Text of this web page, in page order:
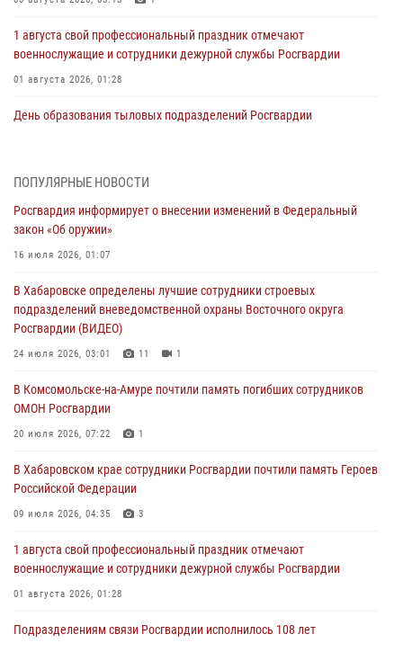
1 августа свой профессиональный праздник отмечают
военнослужащие и сотрудники дежурной службы Росгвардии
01 августа 2026, 01:28
День образования тыловых подразделений Росгвардии
В Управлении Росгвардии по Хабаровскому краю состоялось
избирательного права
31 июля 2026, 03:26
женщине, потерявшей сознание во время массового мероприятия
29 июля 2026, 23:24 2
В Хабаровске продолжается акция «Каникулы с Росгвардией»
За прошедшую неделю в Хабаровском крае росгвардейцы провели
свыше 120 проверок условий хранения оружия
ПОПУЛЯРНЫЕ НОВОСТИ
Росгвардия информирует о внесении изменений в Федеральный
закон «Об оружии»
16 июля 2026, 01:07
В Хабаровске определены лучшие сотрудники строевых
подразделений вневедомственной охраны Восточного округа
Росгвардии (ВИДЕО)
24 июля 2026, 03:01 11 1
В Комсомольске-на-Амуре почтили память погибших сотрудников
ОМОН Росгвардии
20 июля 2026, 07:22 1
В Хабаровском крае сотрудники Росгвардии почтили память Героев
Российской Федерации
09 июля 2026, 04:35 3
1 августа свой профессиональный праздник отмечают
военнослужащие и сотрудники дежурной службы Росгвардии
01 августа 2026, 01:28
Подразделениям связи Росгвардии исполнилось 108 лет